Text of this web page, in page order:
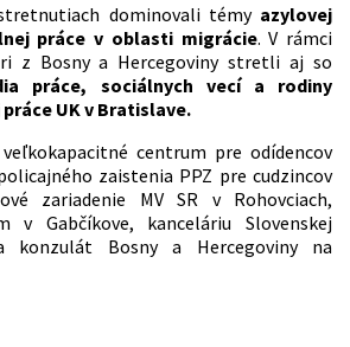
dominovali témy azylovej
práce v oblasti migrácie. V rámci
z Bosny a Hercegoviny stretli aj so
práce, sociálnych vecí a rodiny
UK v Bratislave.
centrum pre odídencov
zaistenia PPZ pre cudzincov
zariadenie MV SR v Rohovciach,
v Gabčíkove, kanceláriu Slovenskej
konzulát Bosny a Hercegoviny na